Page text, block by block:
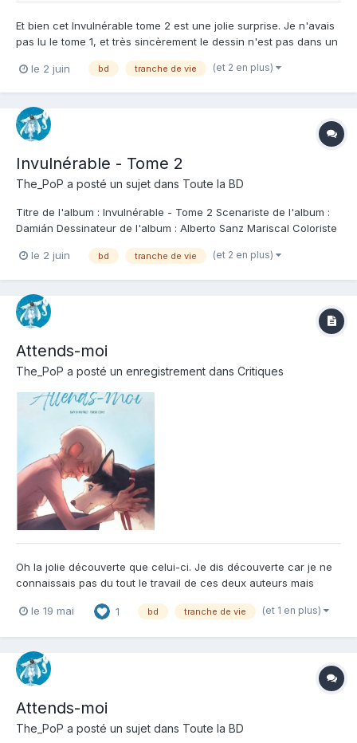
Et bien cet Invulnérable tome 2 est une jolie surprise. Je n'avais
pas lu le tome 1, et très sincèrement le dessin n'est pas dans un
rappelle un peu trop les dessins animés modernes. bref, je ne
le 2 juin bd tranche de vie (et 2 en plus)
Invulnérable - Tome 2
The_PoP a posté un sujet dans Toute la BD
Titre de l'album : Invulnérable - Tome 2 Scenariste de l'album :
Damián Dessinateur de l'album : Alberto Sanz Mariscal Coloriste
récit tendre, drôle et plein d'énergie sur la force des rêves et la
le 2 juin bd tranche de vie (et 2 en plus)
Attends-moi
The_PoP a posté un enregistrement dans Critiques
Oh la jolie découverte que celui-ci. Je dis découverte car je ne
connaissais pas du tout le travail de ces deux auteurs mais
ne va pas se mentir, en voyant cette couverture et en lisant
le 19 mai 1 bd tranche de vie (et 1 en plus)
Attends-moi
The_PoP a posté un sujet dans Toute la BD